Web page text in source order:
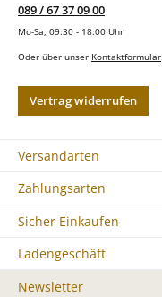
089 / 67 37 09 00
Mo-Sa, 09:30 - 18:00 Uhr
Oder über unser Kontaktformular
Vertrag widerrufen
Versandarten
Zahlungsarten
Sicher Einkaufen
Ladengeschäft
Newsletter